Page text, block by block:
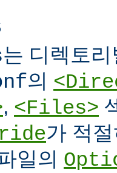
는 디렉토
의
, <Files>
가 적
일의